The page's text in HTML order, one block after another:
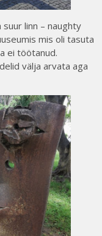
linn – naughty
mis oli tasuta
ei töötanud.
välja arvata aga